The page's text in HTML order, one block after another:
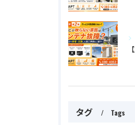
タグ Tags